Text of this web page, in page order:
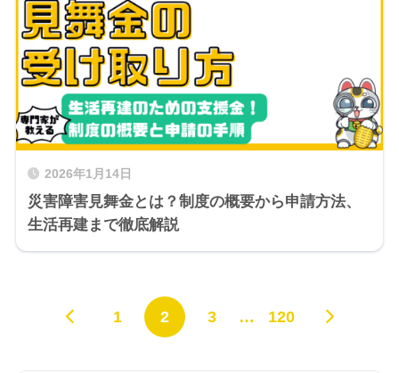
2026年1月14日
災害障害見舞金とは？制度の概要から申請方法、
生活再建まで徹底解説
1 2 3 … 120